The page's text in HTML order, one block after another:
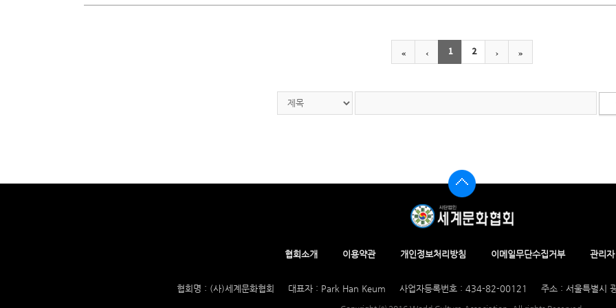
주한 오만대사 축사
« ‹ 1 2 › »
협회소개 이용약관 개인정보처리방침 이메일무단수집거부 관리자
협회명 : (사)세계문화협회 대표자 : Park Han Keum 사업자등록번호 : 434-82-00121 주소 : 서울특별시